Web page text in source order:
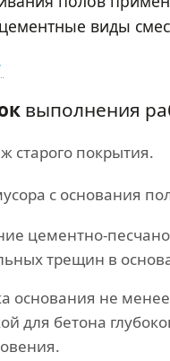
виды
выполнения
старого покрытия.
с основания
цементно-
трещин в
основания не
для бетона